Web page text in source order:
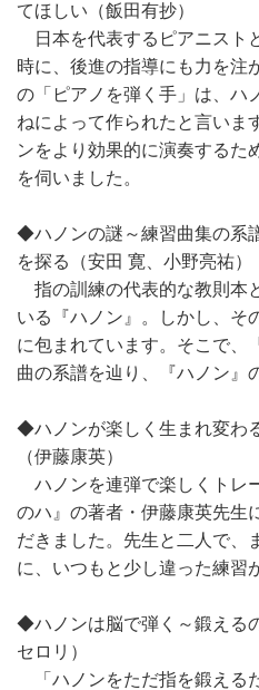
てほしい（飯田有抄）
日本を代表するピアニスト
時に、後進の指導にも力を注
の「ピアノを弾く手」は、ハ
ねによって作られたと言いま
ンをより効果的に演奏するた
を伺いました。
◆ハノンの謎～練習曲集の系
を探る（安田 寛、小野亮祐）
指の訓練の代表的な教則本
いる『ハノン』。しかし、そ
に包まれています。そこで、
曲の系譜を辿り、『ハノン』
◆ハノンが楽しく生まれ変わ
（伊藤康英）
ハノンを連弾で楽しくトレ
のハ』の著者・伊藤康英先生
だきました。先生と二人で、
に、いつもと少し違った練習
◆ハノンは脳で弾く～鍛える
セロリ）
「ハノンをただ指を鍛える